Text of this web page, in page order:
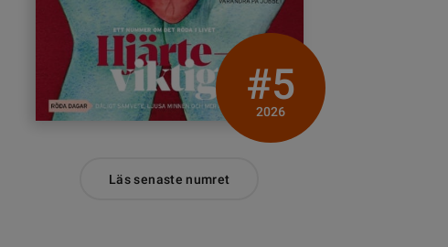
#5
2026
Läs senaste numret